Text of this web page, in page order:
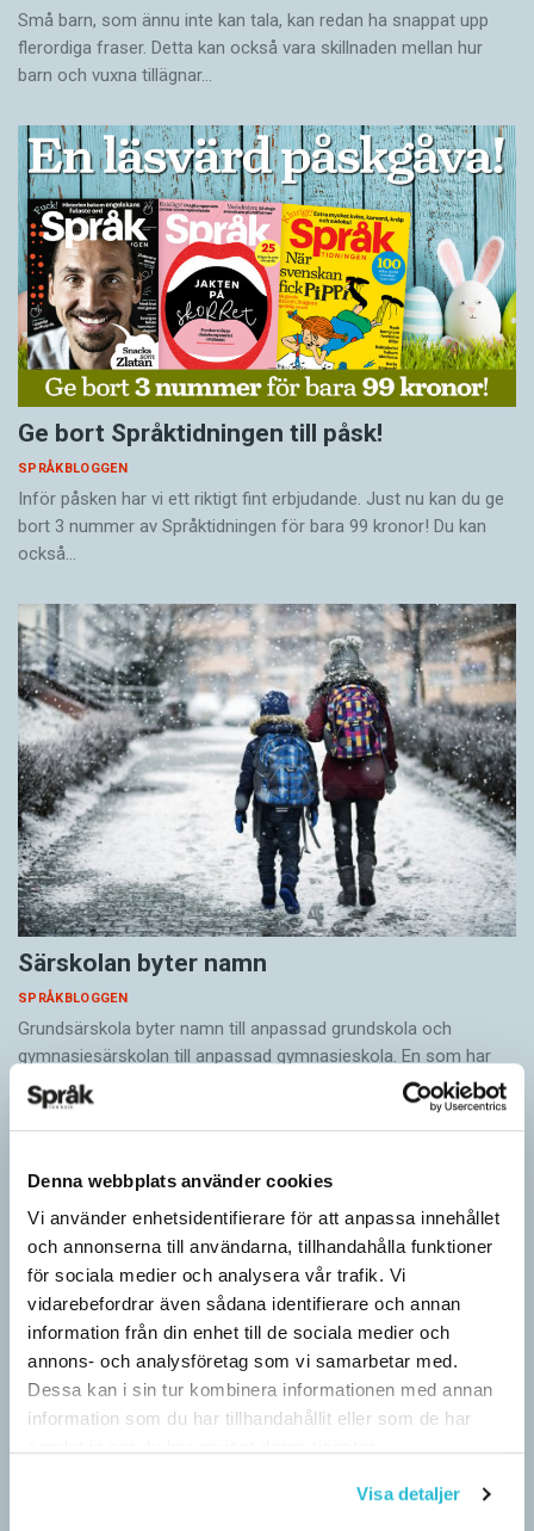
Denna webbplats använder cookies
Vi använder enhetsidentifierare för att anpassa innehållet
och annonserna till användarna, tillhandahålla funktioner
för sociala medier och analysera vår trafik. Vi
vidarebefordrar även sådana identifierare och annan
information från din enhet till de sociala medier och
annons- och analysföretag som vi samarbetar med.
Dessa kan i sin tur kombinera informationen med annan
information som du har tillhandahållit eller som de har
Visa detaljer
Små barn, som ännu inte kan tala, kan redan ha snappat upp
flerordiga fraser. Detta kan också vara skillnaden mellan hur
barn och vuxna tillägnar…
Ge bort Språktidningen till påsk!
SPRÅKBLOGGEN
Inför påsken har vi ett riktigt fint erbjudande. Just nu kan du ge
bort 3 nummer av Språktidningen för bara 99 kronor! Du kan
också…
Särskolan byter namn
SPRÅKBLOGGEN
Grundsärskola byter namn till anpassad grundskola och
gymnasiesärskolan till anpassad gymnasieskola. En som har
stor del i att detta namnbyte sker är artonåriga Leo Lust…